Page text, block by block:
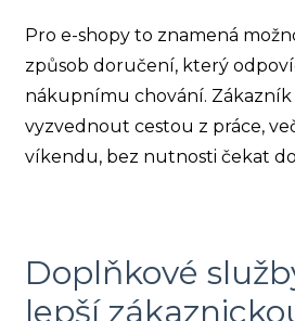
Pro e-shopy to znamená
způsob doručení, který
nákupnímu chování. Zákazník
vyzvednout cestou z práce,
víkendu, bez nutnosti čekat
Doplňkové
lepší